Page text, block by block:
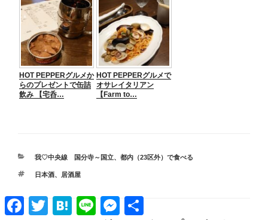
HOT PEPPERグルメか
らのプレゼントで缶詰
飲み 【宅呑…
HOT PEPPERグルメで
オサレイタリアン
【Farm to…
カ
ゴ
ー
我♡中央線 国分寺～国立、 都内（23区外）で食べる
タ
日本酒、 居酒屋
FacebookTwitter Hatena Line Messenger